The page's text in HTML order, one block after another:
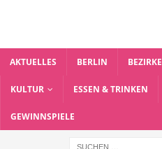
AKTUELLES BERLIN BEZIRKE
KULTUR ESSEN & TRINKEN
GEWINNSPIELE